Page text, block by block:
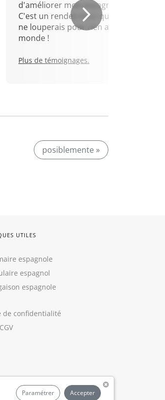
d'améliorer mon espagnol.
C'est un rendez-vous que je
ne louperais pour rien au
monde !
Plus de témoignages.
posiblemente »
Paramétrer Accepter
UTILES
espagnole
espagnol
espagnole
de confidentialité
CGV